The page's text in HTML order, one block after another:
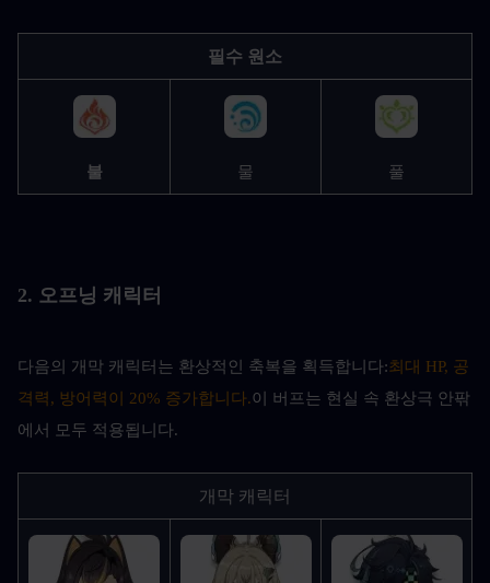
필수 원소
불 물 풀
2. 오프닝 캐릭터
다음의 개막 캐릭터는 환상적인 축복을 획득합니다:최대 HP, 공
격력, 방어력이 20% 증가합니다.이 버프는 현실 속 환상극 안팎
에서 모두 적용됩니다.
개막 캐릭터